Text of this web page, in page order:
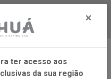
Baixe já nosso APP
0
×
ter acesso aos
da sua região